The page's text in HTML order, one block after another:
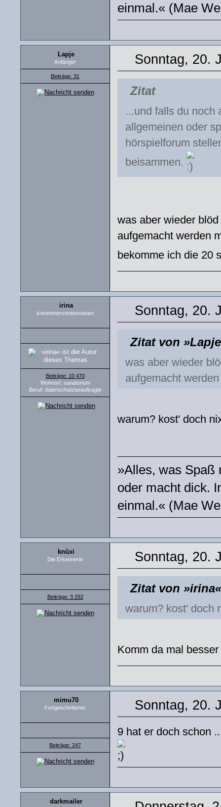
einmal.« (Mae
Lapje
Anfänger
Beiträge: 31
Sonntag, 20.
Zitat
...und falls du noch
allgemeinen oder
hörspielforum
beisammen.
was aber wieder
aufgemacht werden
bekomme ich die 20
irina
kriseninterventionsteam
Beiträge: 10 470
Wohnort: sanatorium
Beruf: datenschutzbeauftragte
Sonntag, 20.
Zitat von
was aber wieder
aufgemacht
warum? kost' doch
»Alles, was Spaß
oder macht dick.
einmal.« (Mae
knüxi
Die Erkennerin
Beiträge: 3 292
Sonntag, 20.
Zitat von »irina«
warum? kost' doch
Komm da mal
mimu70
Fortgeschrittener
Beiträge: 247
Sonntag, 20.
9 hat er doch schon
darkmailer